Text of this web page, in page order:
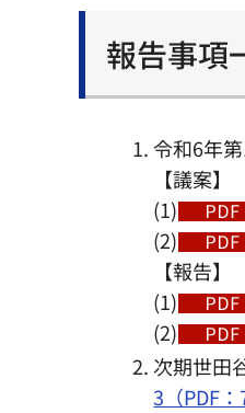
報告事項
令和6年
【議案】
(1)
(2)
【報告】
(1)
(2)
次期世田
3（PDF：